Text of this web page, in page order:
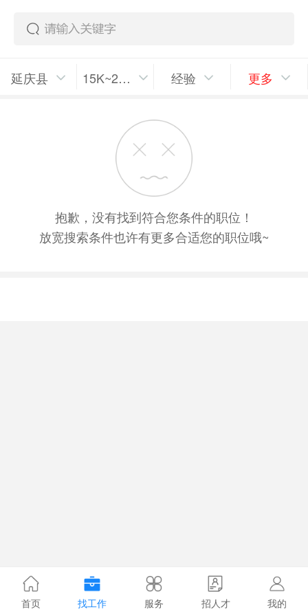
延庆县 15K~20K/月 经验 更多
抱歉，没有找到符合您条件的职位！
放宽搜索条件也许有更多合适您的职位哦~
首页 找工作 服务 招人才 我的